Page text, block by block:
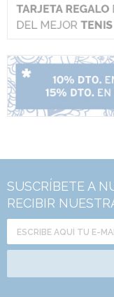
SUSCRÍBETE A
RECIBIR